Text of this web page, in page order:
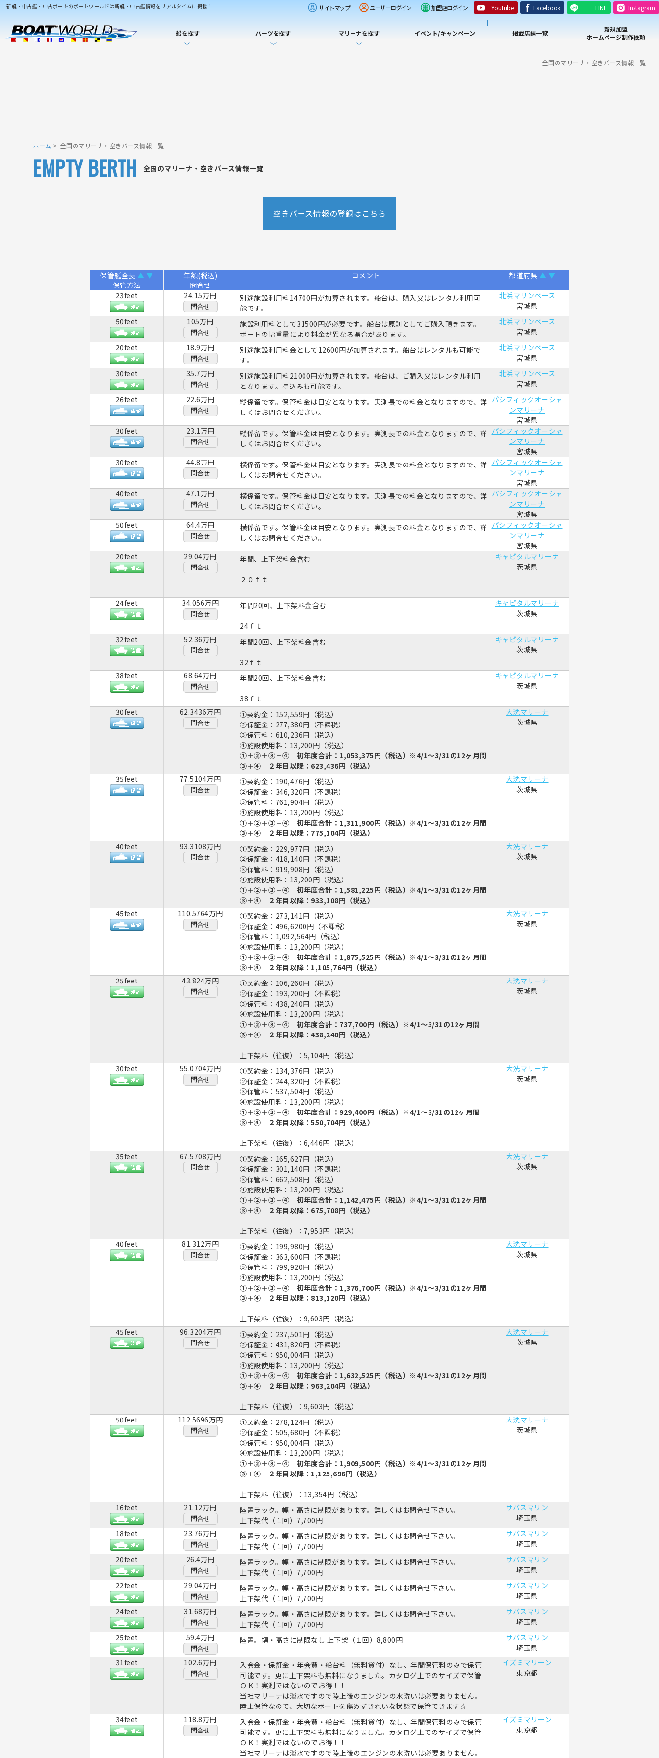
新艇・中古艇・中古ボートのボートワールドは新艇・中古艇情報をリアルタイムに掲載！ サイトマップ ユーザーログイン 加盟店ログイン Youtube Facebook LINE Instagram
船を探す パーツを探す マリーナを探す イベント/キャンペーン 掲載店舗一覧
新規加盟
ホームページ制作依頼
全国のマリーナ・空きバース情報一覧
ホーム 全国のマリーナ・空きバース情報一覧
全国のマリーナ・空きバース情報一覧
EMPTY BERTH
空きバース情報の登録はこちら
保管艇全長 ▲ ▼
保管方法
年額(税込)
問合せ
コメント 都道府県 ▲ ▼
23feet 24.15万円
問合せ
別途施設利用料14700円が加算されます。船台は、購入又はレンタル利用可
能です。
北浜マリンベース
宮城県
50feet
105万円
問合せ
施設利用料として31500円が必要です。船台は原則としてご購入頂きます。
ボートの幅重量により料金が異なる場合があります。
北浜マリンベース
宮城県
20feet
18.9万円
問合せ
別途施設利用料金として12600円が加算されます。船台はレンタルも可能で
す。
北浜マリンベース
宮城県
30feet
35.7万円
問合せ
別途施設利用料21000円が加算されます。船台は、ご購入又はレンタル利用
となります。持込みも可能です。
北浜マリンベース
宮城県
26feet
22.6万円
問合せ
縦係留です。保管料金は目安となります。実測長での料金となりますので、詳
しくはお問合せください。
パシフィックオーシャ
ンマリーナ
宮城県
30feet
23.1万円
問合せ
縦係留です。保管料金は目安となります。実測長での料金となりますので、詳
しくはお問合せください。
パシフィックオーシャ
ンマリーナ
宮城県
30feet
44.8万円
問合せ
横係留です。保管料金は目安となります。実測長での料金となりますので、詳
しくはお問合せください。
パシフィックオーシャ
ンマリーナ
宮城県
40feet
47.1万円
問合せ
横係留です。保管料金は目安となります。実測長での料金となりますので、詳
しくはお問合せください。
パシフィックオーシャ
ンマリーナ
宮城県
50feet
64.4万円
問合せ
横係留です。保管料金は目安となります。実測長での料金となりますので、詳
しくはお問合せください。
パシフィックオーシャ
ンマリーナ
宮城県
20feet
29.04万円
問合せ
年間、上下架料金含む
２０ｆｔ
キャピタルマリーナ
茨城県
24feet 34.056万円
問合せ
年間20回、上下架料金含む
24ｆｔ
キャピタルマリーナ
茨城県
32feet 52.36万円
問合せ
年間20回、上下架料金含む
32ｆｔ
キャピタルマリーナ
茨城県
38feet 68.64万円
問合せ
年間20回、上下架料金含む
38ｆｔ
キャピタルマリーナ
茨城県
30feet 62.3436万円
問合せ
①契約金：152,559円（税込）
②保証金：277,380円（不課税）
③保管料：610,236円（税込）
④施設使用料：13,200円（税込）
①＋②＋③＋④ 初年度合計：1,053,375円（税込）※4/1～3/31の12ヶ月間
③＋④ ２年目以降：623,436円（税込）
大洗マリーナ
茨城県
35feet 77.5104万円
問合せ
①契約金：190,476円（税込）
②保証金：346,320円（不課税）
③保管料：761,904円（税込）
④施設使用料：13,200円（税込）
①＋②＋③＋④ 初年度合計：1,311,900円（税込）※4/1～3/31の12ヶ月間
③＋④ ２年目以降：775,104円（税込）
大洗マリーナ
茨城県
40feet 93.3108万円
問合せ
①契約金：229,977円（税込）
②保証金：418,140円（不課税）
③保管料：919,908円（税込）
④施設使用料：13,200円（税込）
①＋②＋③＋④ 初年度合計：1,581,225円（税込）※4/1～3/31の12ヶ月間
③＋④ ２年目以降：933,108円（税込）
大洗マリーナ
茨城県
45feet 110.5764万円
問合せ
①契約金：273,141円（税込）
②保証金：496,6200円（不課税）
③保管料：1,092,564円（税込）
④施設使用料：13,200円（税込）
①＋②＋③＋④ 初年度合計：1,875,525円（税込）※4/1～3/31の12ヶ月間
③＋④ ２年目以降：1,105,764円（税込）
大洗マリーナ
茨城県
25feet 43.824万円
問合せ
①契約金：106,260円（税込）
②保証金：193,200円（不課税）
③保管料：438,240円（税込）
④施設使用料：13,200円（税込）
①＋②＋③＋④ 初年度合計：737,700円（税込）※4/1～3/31の12ヶ月間
③＋④ ２年目以降：438,240円（税込）
上下架料（往復）：5,104円（税込）
大洗マリーナ
茨城県
30feet 55.0704万円
問合せ
①契約金：134,376円（税込）
②保証金：244,320円（不課税）
③保管料：537,504円（税込）
④施設使用料：13,200円（税込）
①＋②＋③＋④ 初年度合計：929,400円（税込）※4/1～3/31の12ヶ月間
③＋④ ２年目以降：550,704円（税込）
上下架料（往復）：6,446円（税込）
大洗マリーナ
茨城県
35feet 67.5708万円
問合せ
①契約金：165,627円（税込）
②保証金：301,140円（不課税）
③保管料：662,508円（税込）
④施設使用料：13,200円（税込）
①＋②＋③＋④ 初年度合計：1,142,475円（税込）※4/1～3/31の12ヶ月間
③＋④ ２年目以降：675,708円（税込）
上下架料（往復）：7,953円（税込）
大洗マリーナ
茨城県
40feet 81.312万円
問合せ
①契約金：199,980円（税込）
②保証金：363,600円（不課税）
③保管料：799,920円（税込）
④施設使用料：13,200円（税込）
①＋②＋③＋④ 初年度合計：1,376,700円（税込）※4/1～3/31の12ヶ月間
③＋④ ２年目以降：813,120円（税込）
上下架料（往復）：9,603円（税込）
大洗マリーナ
茨城県
45feet 96.3204万円
問合せ
①契約金：237,501円（税込）
②保証金：431,820円（不課税）
③保管料：950,004円（税込）
④施設使用料：13,200円（税込）
①＋②＋③＋④ 初年度合計：1,632,525円（税込）※4/1～3/31の12ヶ月間
③＋④ ２年目以降：963,204円（税込）
上下架料（往復）：9,603円（税込）
大洗マリーナ
茨城県
50feet 112.5696万円
問合せ
①契約金：278,124円（税込）
②保証金：505,680円（不課税）
③保管料：950,004円（税込）
④施設使用料：13,200円（税込）
①＋②＋③＋④ 初年度合計：1,909,500円（税込）※4/1～3/31の12ヶ月間
③＋④ ２年目以降：1,125,696円（税込）
上下架料（往復）：13,354円（税込）
大洗マリーナ
茨城県
16feet 21.12万円
問合せ
陸置ラック。幅・高さに制限があります。詳しくはお問合せ下さい。
上下架代（１回）7,700円
サバスマリン
埼玉県
18feet
23.76万円
問合せ
陸置ラック。幅・高さに制限があります。詳しくはお問合せ下さい。
上下架代（１回）7,700円
サバスマリン
埼玉県
20feet
26.4万円
問合せ
陸置ラック。幅・高さに制限があります。詳しくはお問合せ下さい。
上下架代（１回）7,700円
サバスマリン
埼玉県
22feet
29.04万円
問合せ
陸置ラック。幅・高さに制限があります。詳しくはお問合せ下さい。
上下架代（１回）7,700円
サバスマリン
埼玉県
24feet
31.68万円
問合せ
陸置ラック。幅・高さに制限があります。詳しくはお問合せ下さい。
上下架代（１回）7,700円
サバスマリン
埼玉県
25feet
59.4万円
問合せ
陸置。幅・高さに制限なし 上下架（１回）8,800円
サバスマリン
埼玉県
31feet
102.6万円
問合せ
入会金・保証金・年会費・船台料（無料貸付）なし、年間保管料のみで保管
可能です。更に上下架料も無料になりました。カタログ上でのサイズで保管
ＯＫ！実測ではないのでお得！！
当社マリーナは淡水ですので陸上後のエンジンの水洗いは必要ありません。
陸上保管なので、大切なボートを傷めずきれいな状態で保管できます☆
イズミマリーン
東京都
34feet 118.8万円
問合せ
入会金・保証金・年会費・船台料（無料貸付）なし、年間保管料のみで保管
可能です。更に上下架料も無料になりました。カタログ上でのサイズで保管
ＯＫ！実測ではないのでお得！！
当社マリーナは淡水ですので陸上後のエンジンの水洗いは必要ありません。
イズミマリーン
東京都